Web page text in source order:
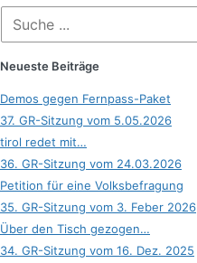
nach:
Neueste Beiträge
Demos gegen Fernpass-Paket
37. GR-Sitzung vom 5.05.2026
tirol redet mit…
36. GR-Sitzung vom 24.03.2026
Petition für eine Volksbefragung
35. GR-Sitzung vom 3. Feber 2026
Über den Tisch gezogen…
34. GR-Sitzung vom 16. Dez. 2025